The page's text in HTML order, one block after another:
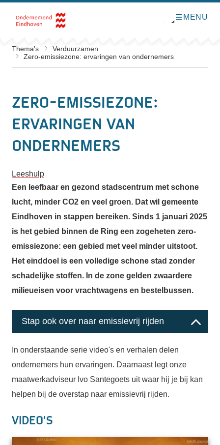
Direct naar de inhoud
O
u
MENU
Thema's
Verduurzamen
Zero-emissiezone: ervaringen van ondernemers
Zero-emissiezone:
ervaringen van
ondernemers
Leeshulp
Een leefbaar en gezond stadscentrum met schone
lucht, minder CO2 en veel groen. Dat wil gemeente
Eindhoven in stappen bereiken. Sinds 1 januari 2025
is het gebied binnen de Ring een zogeheten zero-
emissiezone: een gebied met veel minder uitstoot.
Het einddoel is een volledige schone stad zonder
schadelijke stoffen. In de zone gelden zwaardere
milieueisen voor vrachtwagens en bestelbussen.
Stap ook over naar emissievrij rijden
In onderstaande serie video's en verhalen delen
ondernemers hun ervaringen. Daarnaast legt onze
maatwerkadviseur Ivo Santegoets uit waar hij je bij kan
helpen bij de overstap naar emissievrij rijden.
Video's